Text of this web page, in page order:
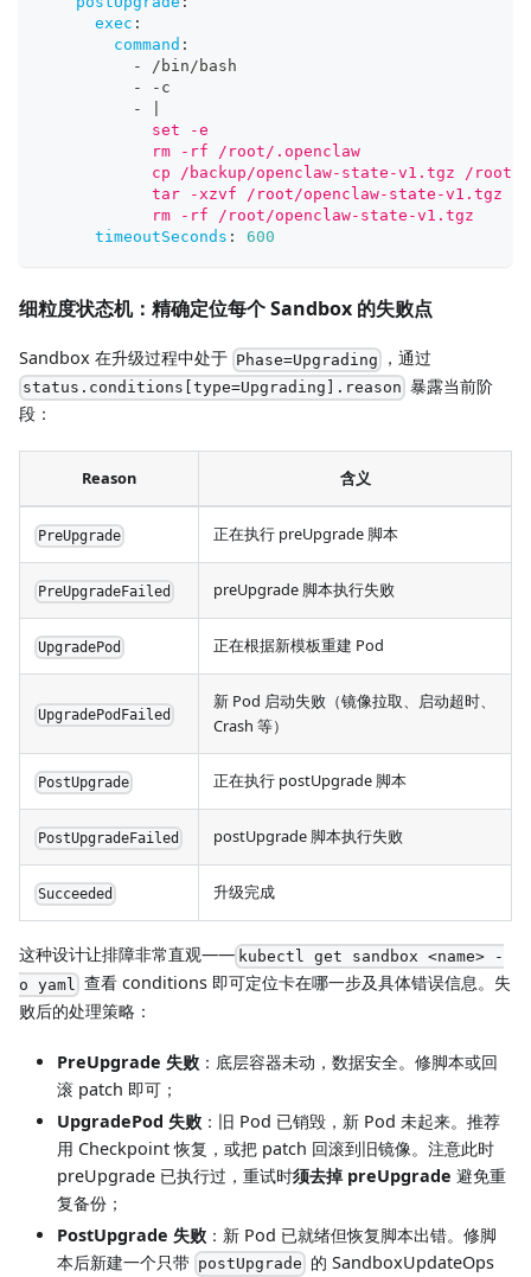
exec :
command :
-
/bin/bash
-
- c
-
            set -e
            rm -rf /root/.openclaw
cp /backup/openclaw-state-v1.tgz /root/
tar -xzvf /root/openclaw-state-v1.tgz -
            rm -rf /root/openclaw-state-v1.tgz
timeoutSeconds : 600
细粒度状态机：精确定位每个 Sandbox 的失败点
Sandbox 在升级过程中处于 Phase=Upgrading ，通过
status.conditions[type=Upgrading].reason 暴露当前阶
段：
Reason 含义
PreUpgrade 正在执行 preUpgrade 脚本
PreUpgradeFailed preUpgrade 脚本执行失败
UpgradePod 正在根据新模板重建 Pod
UpgradePodFailed
新 Pod 启动失败（镜像拉取、启动超时、
Crash 等）
PostUpgrade 正在执行 postUpgrade 脚本
PostUpgradeFailed postUpgrade 脚本执行失败
Succeeded 升级完成
这种设计让排障非常直观—— kubectl get sandbox <name> -
o yaml
查看 conditions 即可定位卡在哪一步及具体错误信息。失
败后的处理策略：
PreUpgrade 失败 ：底层容器未动，数据安全。修脚本或回
滚 patch 即可；
UpgradePod 失败 ：旧 Pod 已销毁，新 Pod 未起来。推荐
用 Checkpoint 恢复，或把 patch 回滚到旧镜像。注意此时
preUpgrade 已执行过，重试时须去掉 preUpgrade 避免重
复备份；
PostUpgrade 失败 ：新 Pod 已就绪但恢复脚本出错。修脚
本后新建一个只带 postUpgrade 的 SandboxUpdateOps